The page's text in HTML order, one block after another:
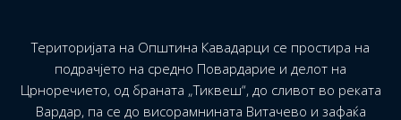
Територијата на Општина Кавадарци се простира на
подрачјето на средно Повардарие и делот на
Црноречието, од браната „Тиквеш“, до сливот во реката
Вардар, па се до висорамнината Витачево и зафаќа